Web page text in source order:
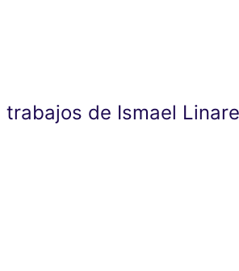
trabajos de Ismael